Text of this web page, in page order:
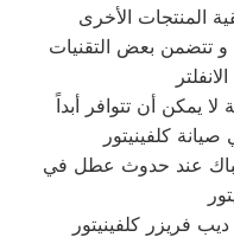
و تتضمن بعض التقنيات
لا يمكن أن تتوافر أبداً
كلفينيتور
عند حدوث عطل في
فريزر كلفينيتور